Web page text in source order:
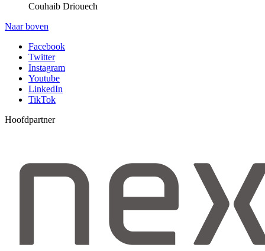
Couhaib Driouech
Naar boven
Facebook
Twitter
Instagram
Youtube
LinkedIn
TikTok
Hoofdpartner